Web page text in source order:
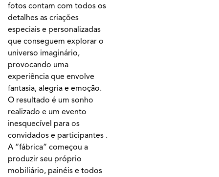
fotos contam com todos os
detalhes as criações
especiais e personalizadas
que conseguem explorar o
universo imaginário,
provocando uma
experiência que envolve
fantasia, alegria e emoção.
O resultado é um sonho
realizado e um evento
inesquecível para os
convidados e participantes .
A “fábrica” começou a
produzir seu próprio
mobiliário, painéis e todos